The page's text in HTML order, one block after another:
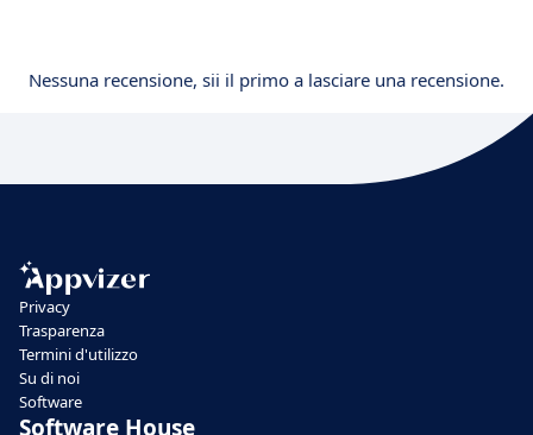
Nessuna recensione, sii il primo a lasciare una recensione.
Privacy
Trasparenza
Termini d'utilizzo
Su di noi
Software
Software House